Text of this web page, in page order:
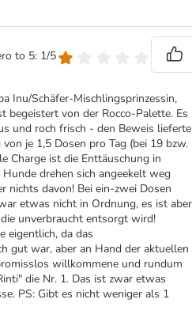
to 5: 1/5
Inu/Schäfer-Mischlingsprinzessin,
begeistert von der Rocco-Palette. Es
und roch frisch - den Beweis lieferte
je 1,5 Dosen pro Tag (bei 19 bzw.
Charge ist die Enttäuschung in
drehen sich angeekelt weg
nichts davon! Bei ein-zwei Dosen
etwas nicht in Ordnung, es ist aber
unverbraucht entsorgt wird!
eigentlich, da das
gut war, aber an Hand der aktuellen
willkommene und rundum
die Nr. 1. Das ist zwar etwas
PS: Gibt es nicht weniger als 1